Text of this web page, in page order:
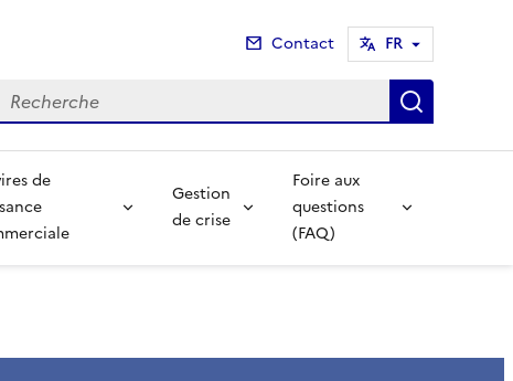
Contact FR
Recherche
de
Gestion
de crise
Foire aux
questions
(FAQ)